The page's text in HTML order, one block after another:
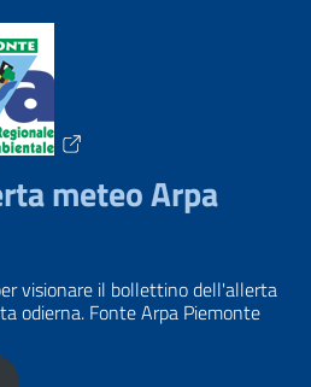
meteo Arpa
visionare il bollettino dell'allerta
odierna. Fonte Arpa Piemonte